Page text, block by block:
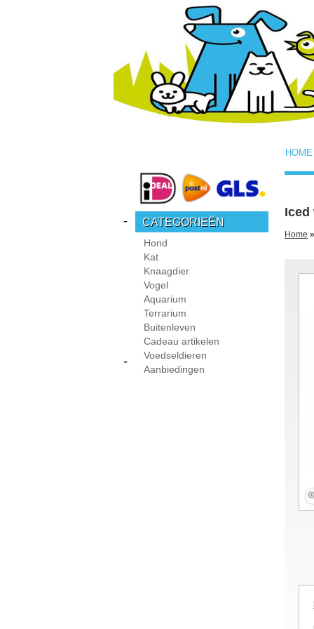
HOME
CATEGORIEËN
-
Hond
Kat
Knaagdier
Vogel
Aquarium
Terrarium
Buitenleven
Cadeau artikelen
Voedseldieren
Aanbiedingen
-
Iced
Home